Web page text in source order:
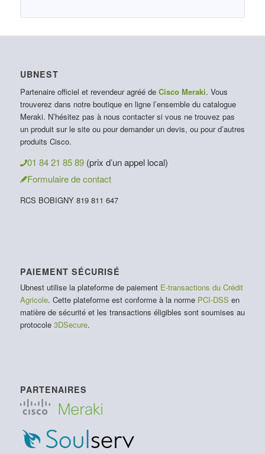
UBNEST
Partenaire officiel et revendeur agréé de Cisco Meraki. Vous
trouverez dans notre boutique en ligne l’ensemble du catalogue
Meraki. N’hésitez pas à nous contacter si vous ne trouvez pas
un produit sur le site ou pour demander un devis, ou pour d’autres
produits Cisco.
01 84 21 85 89 (prix d’un appel local)
Formulaire de contact
RCS BOBIGNY 819 811 647
PAIEMENT SÉCURISÉ
Ubnest utilise la plateforme de paiement E-transactions du Crédit
Agricole. Cette plateforme est conforme à la norme PCI-DSS en
matière de sécurité et les transactions éligibles sont soumises au
protocole 3DSecure.
PARTENAIRES